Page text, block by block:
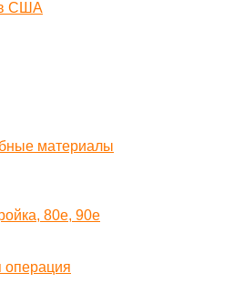
в США
материалы
80е, 90е
операция